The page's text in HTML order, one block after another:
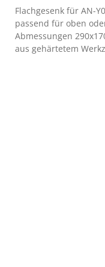
Flachgesenk für AN-
passend für oben
Abmessungen
aus gehärtetem